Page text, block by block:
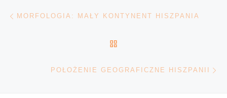
Nawigacja wpisu
MORFOLOGIA: MAŁY KONTYNENT HISZPANIA
POŁOŻENIE GEOGRAFICZNE HISZPANII